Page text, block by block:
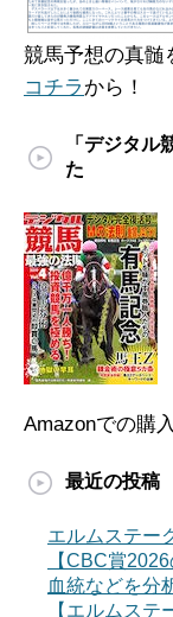
競馬予想の真髄
コチラ から！
「デジタル
た
Amazonでの購
最近の投稿
エルムステー
【CBC賞
血統などを分
【エルムス